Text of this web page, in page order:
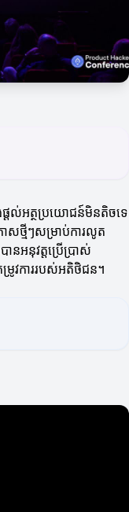
តល់អត្ថប្រយោជន៍មិនតិចទេ
ាសថ្មីៗសម្រាប់ការលូត
អនុវត្តប្រើប្រាស់
ម្រូវការរបស់អតិថិជន។